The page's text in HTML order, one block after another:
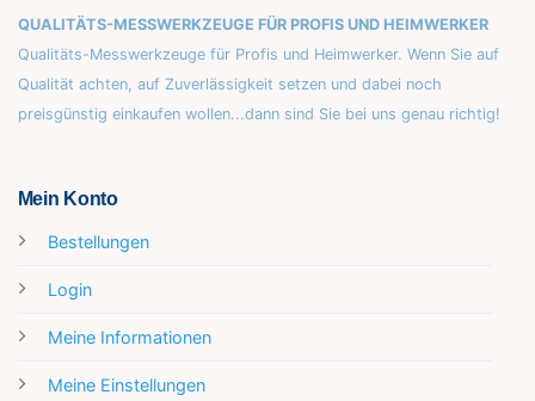
QUALITÄTS-MESSWERKZEUGE FÜR PROFIS UND HEIMWERKER
Qualitäts-Messwerkzeuge für Profis und Heimwerker. Wenn Sie auf
Qualität achten, auf Zuverlässigkeit setzen und dabei noch
preisgünstig einkaufen wollen...dann sind Sie bei uns genau richtig!
Mein Konto
Bestellungen
Login
Meine Informationen
Meine Einstellungen